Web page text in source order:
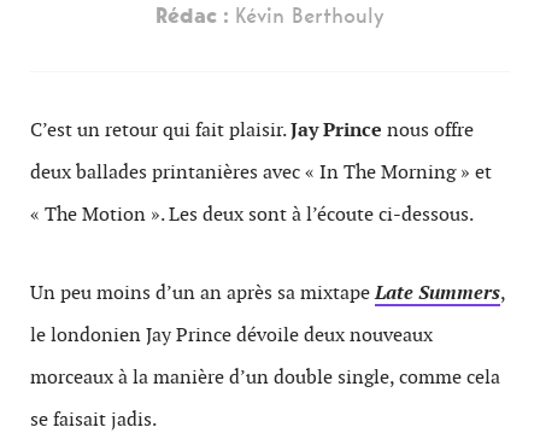
Rédac : Kévin Berthouly
C’est un retour qui fait plaisir.Jay Prince nous offre
deux ballades printanières avec « In The Morning » et
« The Motion ». Les deux sont à l’écoute ci-dessous.
Un peu moins d’un an après sa mixtapeLate Summers,
le londonien Jay Prince dévoile deux nouveaux
morceaux à la manière d’un double single, comme cela
se faisait jadis.